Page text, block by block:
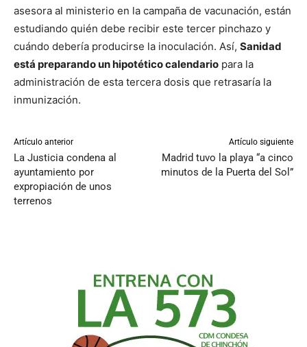
asesora al ministerio en la campaña de vacunación, están
estudiando quién debe recibir este tercer pinchazo y
cuándo debería producirse la inoculación. Así, Sanidad
está preparando un hipotético calendario para la
administración de esta tercera dosis que retrasaría la
inmunización.
Artículo anterior
La Justicia condena al
ayuntamiento por
expropiación de unos
terrenos
Artículo siguiente
Madrid tuvo la playa “a cinco
minutos de la Puerta del Sol”